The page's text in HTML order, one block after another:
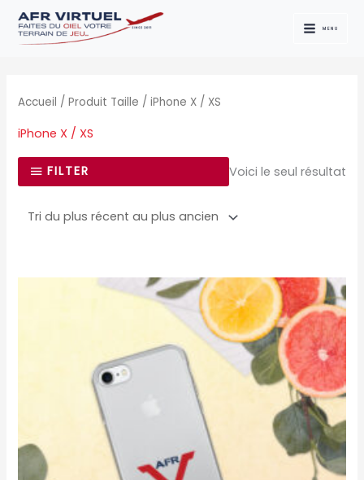
Aller
MENU
Accueil / Produit Taille / iPhone X / XS
iPhone X / XS
FILTER Voici le seul résultat
Ce
produit
a
plusieurs
variations.
options
peuvent